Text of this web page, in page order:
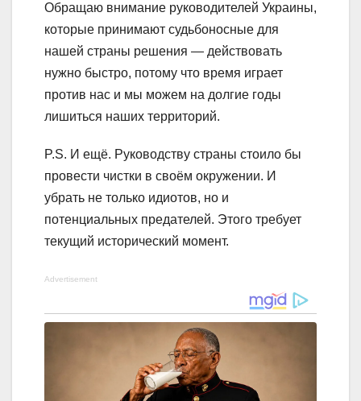
Обращаю внимание руководителей Украины,
которые принимают судьбоносные для
нашей страны решения — действовать
нужно быстро, потому что время играет
против нас и мы можем на долгие годы
лишиться наших территорий.
P.S. И ещё. Руководству страны стоило бы
провести чистки в своём окружении. И
убрать не только идиотов, но и
потенциальных предателей. Этого требует
текущий исторический момент.
Advertisement